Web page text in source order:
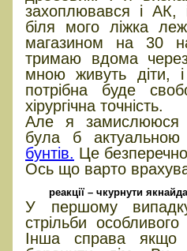
захоплювався і
біля мого ліжка
магазином на 30
тримаю вдома
мною живуть діти,
потрібна буде
хірургічна точність.
Але я замислююся
була б актуальною
бунтів. Це
Ось що варто
реакції – чкурнути
У першому
стрільби
Інша справа